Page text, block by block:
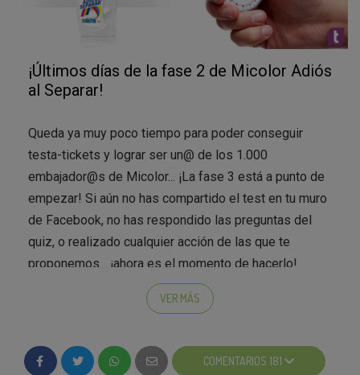
¡Últimos días de la fase 2 de Micolor Adiós
al Separar!
Queda ya muy poco tiempo para poder conseguir
testa-tickets y lograr ser un@ de los 1.000
embajador@s de Micolor... ¡La fase 3 está a punto de
empezar! Si aún no has compartido el test en tu muro
de Facebook, no has respondido las preguntas del
quiz, o realizado cualquier acción de las que te
proponemos... ¡ahora es el momento de hacerlo!
¡No dejes pasar cualquier oportunidad para conseguir
todos los testa-tickets posibles!
;)
VER MÁS
COMENTARIOS 181